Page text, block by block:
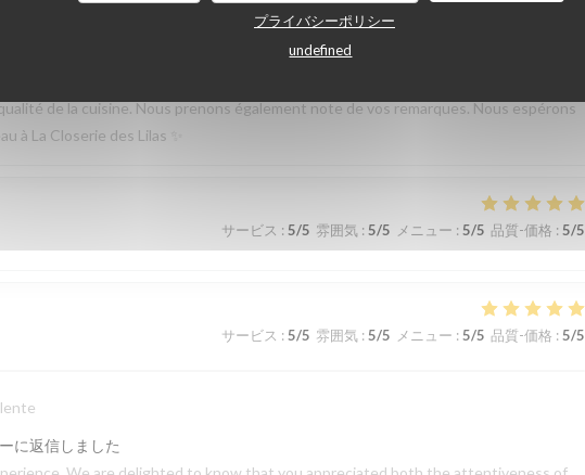
プライバシーポリシー
undefined
que le restaurant Bel n’offre aucune flexibilité sur le menu pour les enfants.
le temps de partager votre expérience. Nous sommes heureux que vous ayez
de la cuisine. Nous prenons également note de vos remarques. Nous espérons
à La Closerie des Lilas ✨
サービス : 5/5 雰囲気: 5/5 メニュー : 5/5 品質-価格 : 5/5
サービス : 5/5 雰囲気: 5/5 メニュー : 5/5 品質-価格 : 5/5
に返信しました